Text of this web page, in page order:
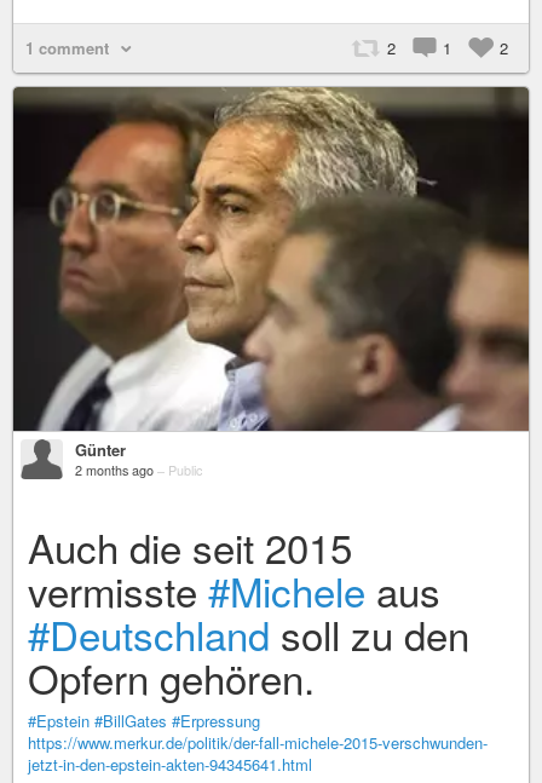
1 comment 2 1 2
Günter
2 months ago – Public
Auch die seit 2015
vermisste #Michele aus
#Deutschland soll zu den
Opfern gehören.
#Epstein #BillGates #Erpressung
https://www.merkur.de/politik/der-fall-michele-2015-verschwunden-
jetzt-in-den-epstein-akten-94345641.html